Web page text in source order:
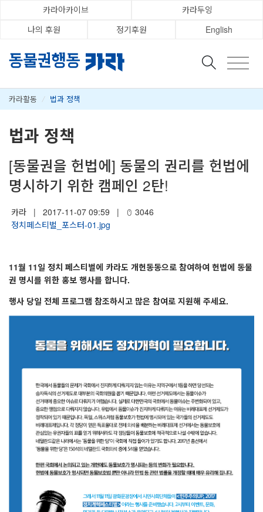
카라아카이브
카라두잉
나의 후원
정기후원 English
카라활동 / 법과 정책
법과 정책
[동물권을 헌법에] 동물의 권리를 헌법에
명시하기 위한 캠페인 2탄!
카라 | 2017-11-07 09:59 |
3046
정치페스티벌_포스터-01.jpg
11월 11일 정치 페스티벌에 카라도 개헌동동으로 참여하여 헌법에 동물
권 명시를 위한 홍보 행사를 합니다.
행사 당일 전체 프로그램 참조하시고 많은 참여로 지원해 주세요.